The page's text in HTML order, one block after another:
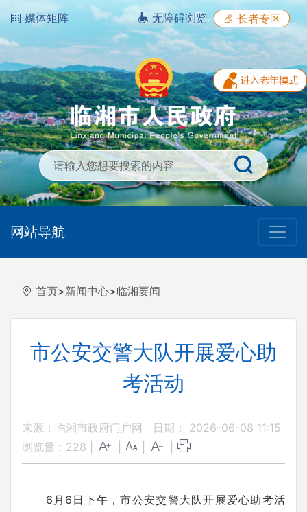
媒体矩阵 无障碍浏览 长者专区
网站导航
首页>新闻中心>临湘要闻
市公安交警大队开展爱心助
考活动
来源：临湘市政府门户网
日期： 2026-06-08 11:15
浏览量： 228
6月6日下午，市公安交警大队开展爱心助考活